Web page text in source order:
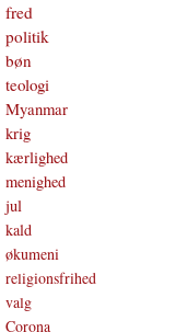
fred
politik
bøn
teologi
Myanmar
krig
kærlighed
menighed
jul
kald
økumeni
religionsfrihed
valg
Corona